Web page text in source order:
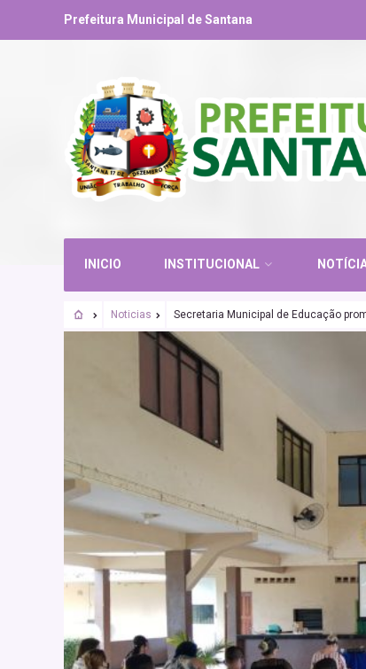
Prefeitura Municipal de Santana
INICIO INSTITUCIONAL
Noticias Secretaria Municipal de Educação